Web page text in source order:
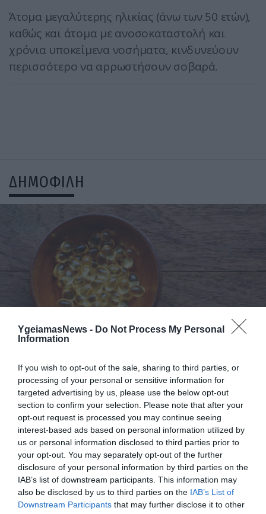
YgeiamasNews - Do Not Process My Personal
Information
If you wish to opt-out of the sale, sharing to third parties, or
processing of your personal or sensitive information for
targeted advertising by us, please use the below opt-out
section to confirm your selection. Please note that after your
opt-out request is processed you may continue seeing
interest-based ads based on personal information utilized by
us or personal information disclosed to third parties prior to
your opt-out. You may separately opt-out of the further
disclosure of your personal information by third parties on the
IAB’s list of downstream participants. This information may
also be disclosed by us to third parties on the IAB’s List of
Downstream Participants that may further disclose it to other
Άτομα μεγαλύτερης ηλικίας (άνω των 50 ετών),
καθώς και άτομα με ανοσοκαταστολή και
χρόνια υποκείμενα νοσήματα, κινδυνεύουν
περισσότερο να αρρωστήσουν σοβαρά.
ΔΗΜΟΦΙΛΗ
1 Αυτό είναι το θαυματουργό έλαιο που
προστατεύει από το Αλτχάιμερ
ΥΓΕΙΑ
2 Το τρόφιμο που θωρακίζει «αθόρυβα»
τα οστά σε κάθε ηλικία… δεν είναι το